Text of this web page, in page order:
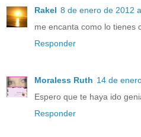
Rakel 8 de enero de 2012
me encanta como lo tienes
Responder
Moraless Ruth 14 de
Espero que te haya ido
Responder